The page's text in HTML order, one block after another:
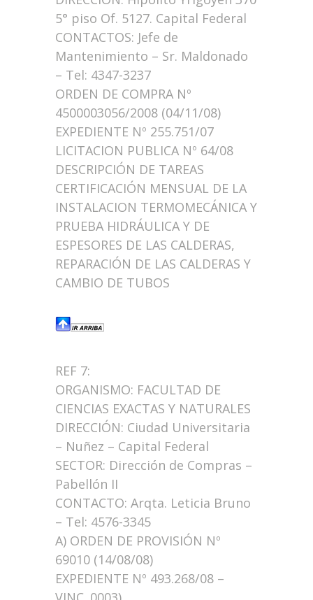
5° piso Of. 5127. Capital Federal
CONTACTOS: Jefe de
Mantenimiento – Sr. Maldonado
– Tel: 4347-3237
ORDEN DE COMPRA Nº
4500003056/2008 (04/11/08)
EXPEDIENTE Nº 255.751/07
LICITACION PUBLICA Nº 64/08
DESCRIPCIÓN DE TAREAS
CERTIFICACIÓN MENSUAL DE LA
INSTALACION TERMOMECÁNICA Y
PRUEBA HIDRÁULICA Y DE
ESPESORES DE LAS CALDERAS,
REPARACIÓN DE LAS CALDERAS Y
CAMBIO DE TUBOS
REF 7:
ORGANISMO: FACULTAD DE
CIENCIAS EXACTAS Y NATURALES
DIRECCIÓN: Ciudad Universitaria
– Nuñez – Capital Federal
SECTOR: Dirección de Compras –
Pabellón II
CONTACTO: Arqta. Leticia Bruno
– Tel: 4576-3345
A) ORDEN DE PROVISIÓN Nº
69010 (14/08/08)
EXPEDIENTE Nº 493.268/08 –